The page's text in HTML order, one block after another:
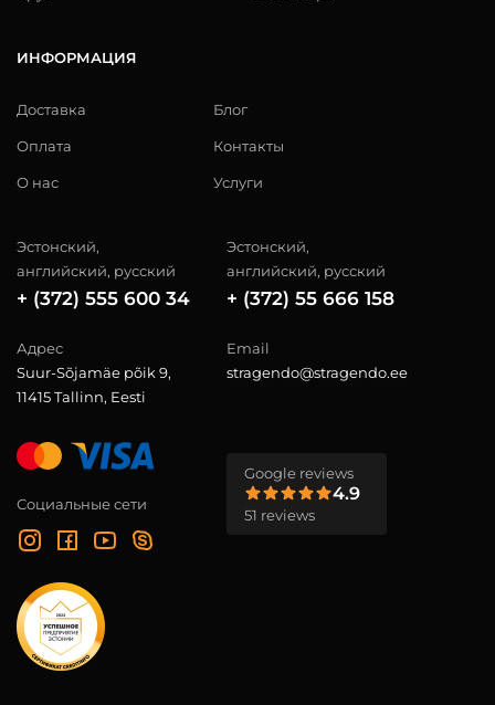
ИНФОРМАЦИЯ
Доставка
Оплата
О нас
Блог
Контакты
Услуги
Эстонский,
английский, русский
+ (372) 555 600 34
Эстонский,
английский, русский
+ (372) 55 666 158
Адрес
Suur-Sõjamäe põik 9,
11415 Tallinn, Eesti
Email
stragendo@stragendo.ee
Социальные сети
Google reviews
4.9
51 reviews